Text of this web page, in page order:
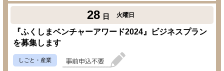
28 日 火曜日
『ふくしまベンチャーアワード2024』ビジネスプラン
を募集します
しごと・産業